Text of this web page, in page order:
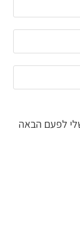
לפעם הבאה